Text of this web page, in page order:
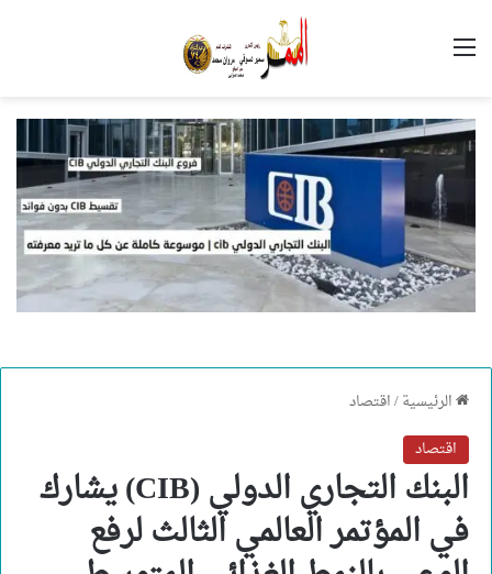
القائمة
الرئيسية/اقتصاد
اقتصاد
البنك التجاري الدولي (CIB) يشارك
في المؤتمر العالمي الثالث لرفع